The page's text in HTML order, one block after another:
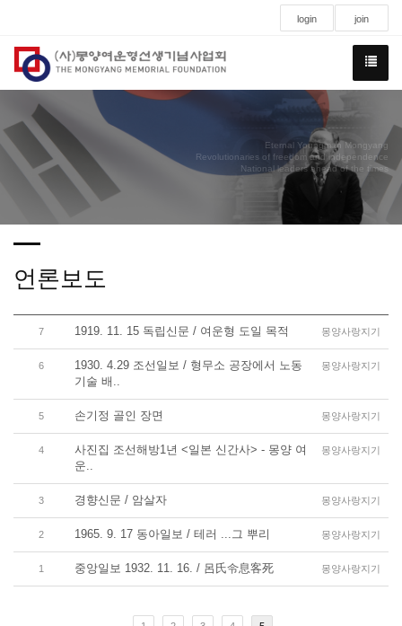
login join
Eternal Youngman Mongyang
Revolutionaries of freedom and independence
National leaders ahead of the times
언론보도
7 1919. 11. 15 독립신문 / 여운형 도일 목적 몽양사랑지기
6
1930. 4.29 조선일보 / 형무소 공장에서 노동
기술 배..
몽양사랑지기
5 손기정 골인 장면 몽양사랑지기
4
사진집 조선해방1년 <일본 신간사> - 몽양 여
운..
몽양사랑지기
3 경향신문 / 암살자 몽양사랑지기
2 1965. 9. 17 동아일보 / 테러 ...그 뿌리 몽양사랑지기
1 중앙일보 1932. 11. 16. / 呂氏令息客死 몽양사랑지기